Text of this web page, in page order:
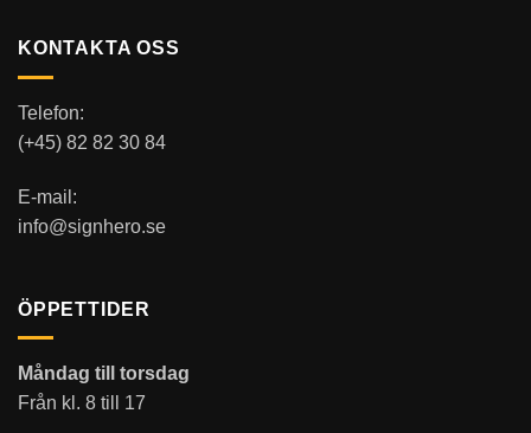
KONTAKTA OSS
Telefon:
(+45) 82 82 30 84
E-mail:
info@signhero.se
ÖPPETTIDER
Måndag till torsdag
Från kl. 8 till 17